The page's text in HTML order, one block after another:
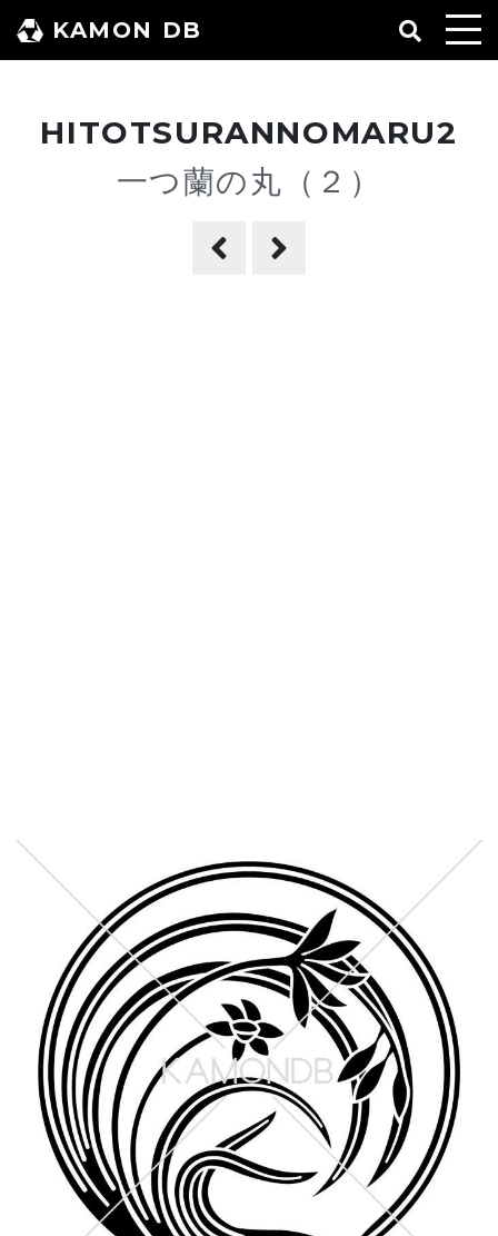
ン
KAMON DB
HITOTSURANNOMARU2
一つ蘭の丸（２）